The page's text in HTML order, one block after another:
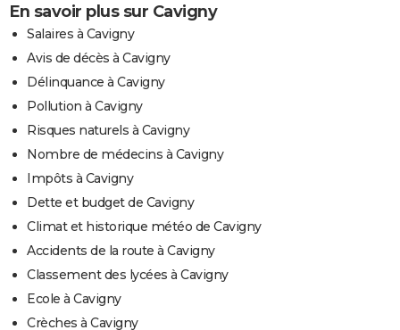
En savoir plus sur Cavigny
Salaires à Cavigny
Avis de décès à Cavigny
Délinquance à Cavigny
Pollution à Cavigny
Risques naturels à Cavigny
Nombre de médecins à Cavigny
Impôts à Cavigny
Dette et budget de Cavigny
Climat et historique météo de Cavigny
Accidents de la route à Cavigny
Classement des lycées à Cavigny
Ecole à Cavigny
Crèches à Cavigny